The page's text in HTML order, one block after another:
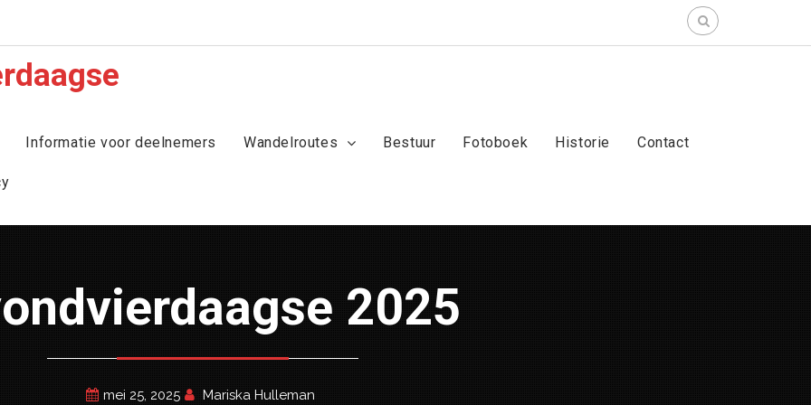
Search
for:
Informatie voor deelnemers Wandelroutes Bestuur Fotoboek Historie Contact
2025
mei 25, 2025 Mariska Hulleman